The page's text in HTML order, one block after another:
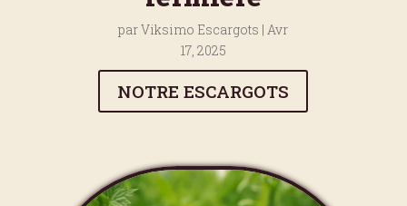
parViksimo Escargots |Avr
17, 2025
NOTRE ESCARGOTS